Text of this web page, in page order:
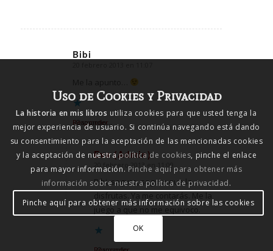
Bibi
Cargando...
Responder
Eva (Admin)
Dice:
20 febrero 2013 en 11:09
Bibi, seguro, seguro que la
Uso de Cookies y Privacidad
La historia en mis libros utiliza cookies para que usted tenga la
mejor experiencia de usuario. Si continúa navegando está dando
su consentimiento para la aceptación de las mencionadas cookies
y la aceptación de nuestrapolítica de cookies, pinche el enlace
para mayor información. Pinche aquí para obtener más
información sobre nuestra política de privacidad.
Pinche aquí para obtener más información sobre las cookies
OK